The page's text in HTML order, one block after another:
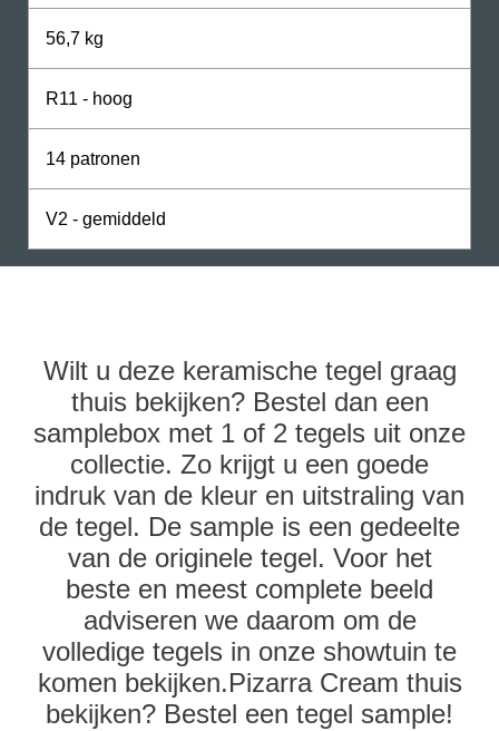
56,7 kg
R11 - hoog
14 patronen
V2 - gemiddeld
Wilt u deze keramische tegel graag
thuis bekijken? Bestel dan een
samplebox met 1 of 2 tegels uit onze
collectie. Zo krijgt u een goede
indruk van de kleur en uitstraling van
de tegel. De sample is een gedeelte
van de originele tegel. Voor het
beste en meest complete beeld
adviseren we daarom om de
volledige tegels in onze showtuin te
komen bekijken.Pizarra Cream thuis
bekijken? Bestel een tegel sample!